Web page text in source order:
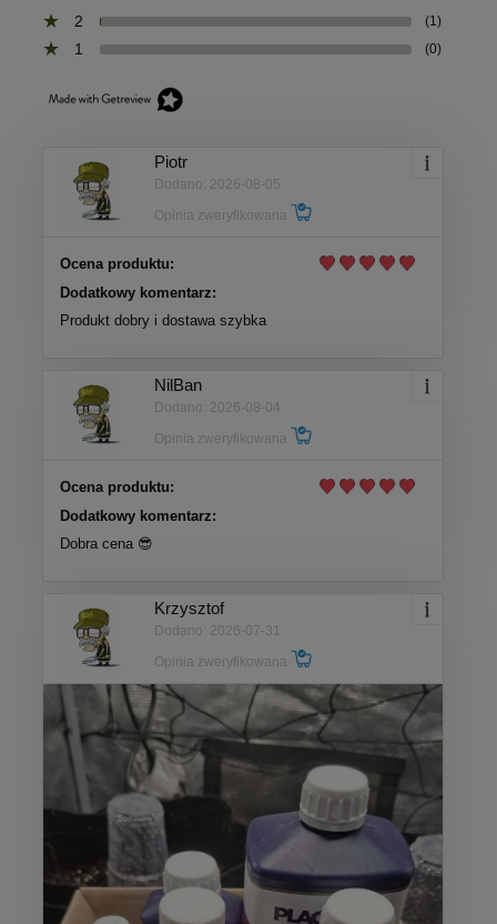
2 (1)
1 (0)
Piotr
Dodano: 2026-08-05
Opinia zweryfikowana
Ocena produktu:
Dodatkowy komentarz:
Produkt dobry i dostawa szybka
NilBan
Dodano: 2026-08-04
Opinia zweryfikowana
Ocena produktu:
Dodatkowy komentarz:
Dobra cena 😎
Krzysztof
Dodano: 2026-07-31
Opinia zweryfikowana